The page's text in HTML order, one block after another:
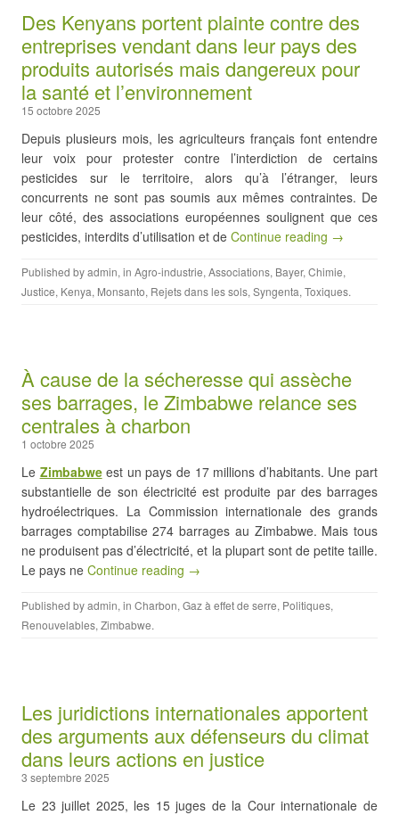
Des Kenyans portent plainte contre des
entreprises vendant dans leur pays des
produits autorisés mais dangereux pour
la santé et l’environnement
15 octobre 2025
Depuis plusieurs mois, les agriculteurs français font entendre
leur voix pour protester contre l’interdiction de certains
pesticides sur le territoire, alors qu’à l’étranger, leurs
concurrents ne sont pas soumis aux mêmes contraintes. De
leur côté, des associations européennes soulignent que ces
pesticides, interdits d’utilisation et de Continue reading →
Published byadmin, in Agro-industrie, Associations, Bayer, Chimie,
Justice, Kenya, Monsanto, Rejets dans les sols, Syngenta, Toxiques.
À cause de la sécheresse qui assèche
ses barrages, le Zimbabwe relance ses
centrales à charbon
1 octobre 2025
Le Zimbabweest un pays de 17 millions d’habitants. Une part
substantielle de son électricité est produite par des barrages
hydroélectriques. La Commission internationale des grands
barrages comptabilise 274 barrages au Zimbabwe. Mais tous
ne produisent pas d’électricité, et la plupart sont de petite taille.
Le pays ne Continue reading →
Published byadmin, in Charbon, Gaz à effet de serre, Politiques,
Renouvelables, Zimbabwe.
Les juridictions internationales apportent
des arguments aux défenseurs du climat
dans leurs actions en justice
3 septembre 2025
Le 23 juillet 2025, les 15 juges de la Cour internationale de